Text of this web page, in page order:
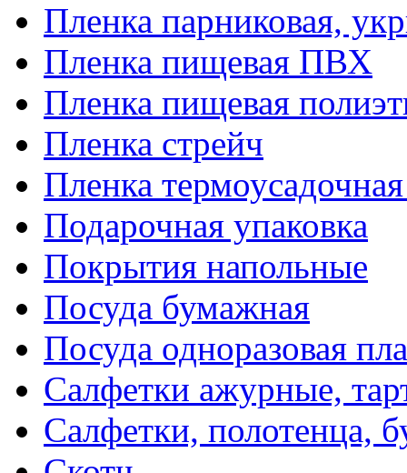
Пленка парниковая,
Пленка пищевая ПВХ
Пленка пищевая
Пленка стрейч
Пленка
Подарочная упаковка
Покрытия напольные
Посуда бумажная
Посуда одноразовая
Салфетки ажурные,
Салфетки, полотенца,